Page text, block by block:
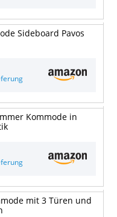
Sideboard Pavos
Kommode in
mit 3 Türen und